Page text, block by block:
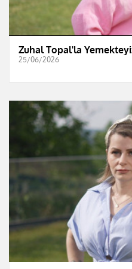
Zuhal Topal'la
25/06/2026